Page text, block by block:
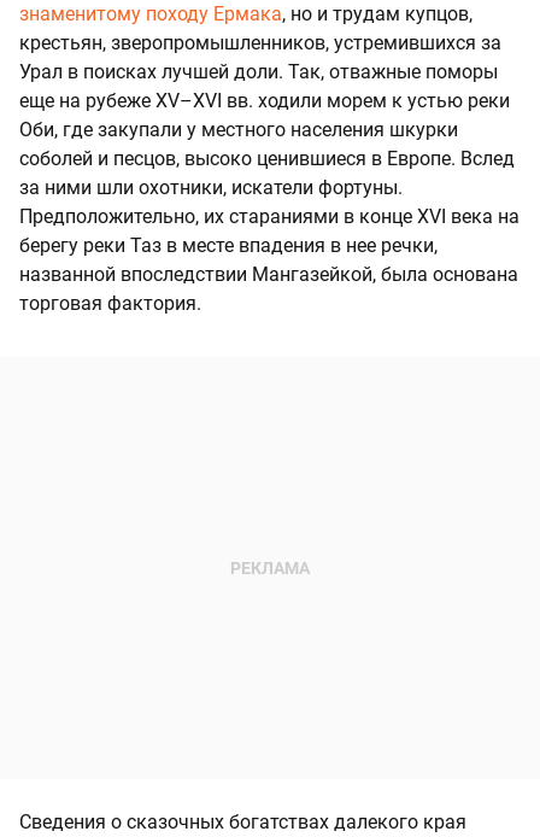
знаменитому походу Ермака, но и трудам купцов,
крестьян, зверопромышленников, устремившихся за
Урал в поисках лучшей доли. Так, отважные поморы
еще на рубеже XV–XVI вв. ходили морем к устью реки
Оби, где закупали у местного населения шкурки
соболей и песцов, высоко ценившиеся в Европе. Вслед
за ними шли охотники, искатели фортуны.
Предположительно, их стараниями в конце XVI века на
берегу реки Таз в месте впадения в нее речки,
названной впоследствии Мангазейкой, была основана
торговая фактория.
Сведения о сказочных богатствах далекого края